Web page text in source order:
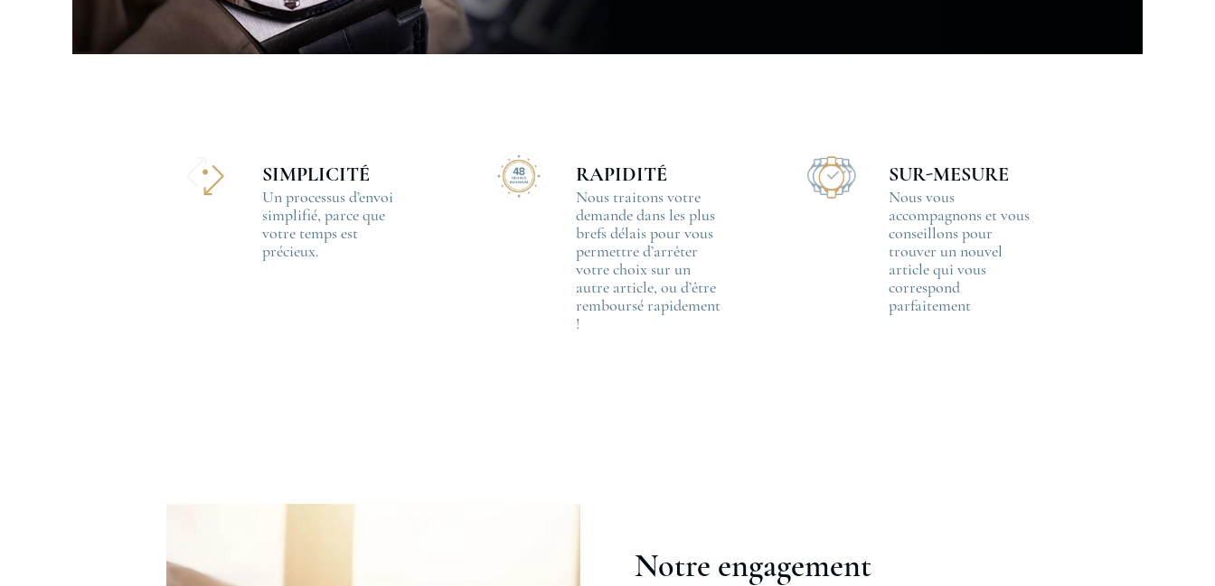
SIMPLICITÉ
Un processus d’envoi
simplifié, parce que
votre temps est
précieux.
RAPIDITÉ
Nous traitons votre
demande dans les plus
brefs délais pour vous
permettre d’arrêter
votre choix sur un
autre article, ou d’être
remboursé rapidement
!
SUR-MESURE
Nous vous
accompagnons et vous
conseillons pour
trouver un nouvel
article qui vous
correspond
parfaitement
Notre engagement